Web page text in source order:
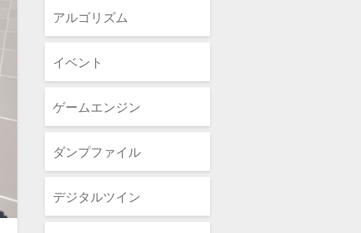
アルゴリズム
イベント
ゲームエンジン
ダンプファイル
デジタルツイン